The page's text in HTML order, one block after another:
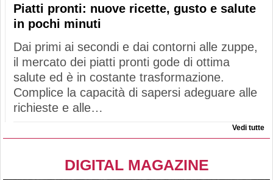
Piatti pronti: nuove ricette, gusto e salute
in pochi minuti
Dai primi ai secondi e dai contorni alle zuppe,
il mercato dei piatti pronti gode di ottima
salute ed è in costante trasformazione.
Complice la capacità di sapersi adeguare alle
richieste e alle…
Vedi tutte
DIGITAL MAGAZINE